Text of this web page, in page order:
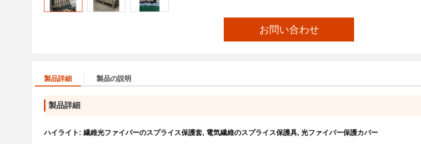
お問い合わせ
製品詳細 製品の説明
製品詳細
ハイライト: 繊維光ファイバーのスプライス保護套, 電気繊維のスプライス保護具, 光ファイバー保護カバー